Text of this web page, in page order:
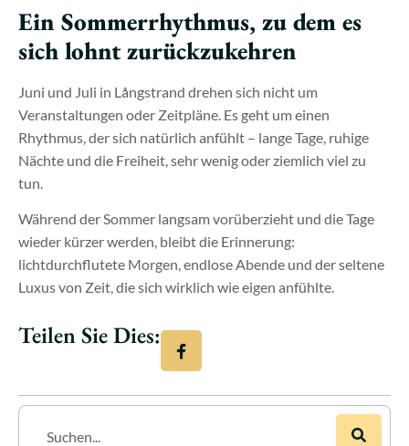
Ein Sommerrhythmus, zu dem es
sich lohnt zurückzukehren
Juni und Juli in Långstrand drehen sich nicht um
Veranstaltungen oder Zeitpläne. Es geht um einen
Rhythmus, der sich natürlich anfühlt – lange Tage, ruhige
Nächte und die Freiheit, sehr wenig oder ziemlich viel zu
tun.
Während der Sommer langsam vorüberzieht und die Tage
wieder kürzer werden, bleibt die Erinnerung:
lichtdurchflutete Morgen, endlose Abende und der seltene
Luxus von Zeit, die sich wirklich wie eigen anfühlte.
Teilen Sie Dies: